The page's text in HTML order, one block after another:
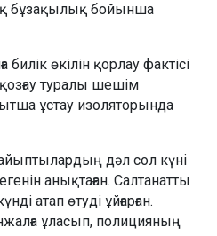
бұзақылық бойынша
өкілін қорлау фактісі
туралы шешім
ұстау изоляторында
дәл сол күні
анықтаған. Салтанатты
атап өтуді ұйғарған.
ұласып, полицияның